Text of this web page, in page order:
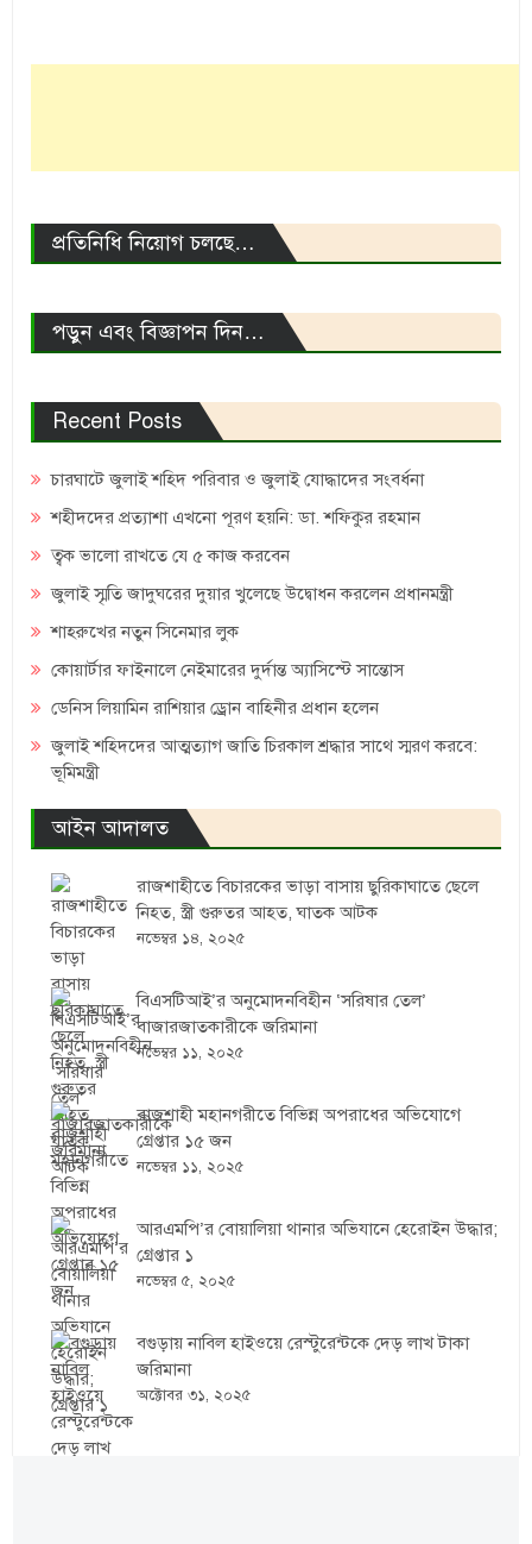
প্রতিনিধি নিয়োগ চলছে…
পড়ুন এবং বিজ্ঞাপন দিন…
Recent Posts
চারঘাটে জুলাই শহিদ পরিবার ও জুলাই যোদ্ধাদের সংবর্ধনা
শহীদদের প্রত্যাশা এখনো পূরণ হয়নি: ডা. শফিকুর রহমান
ত্বক ভালো রাখতে যে ৫ কাজ করবেন
জুলাই স্মৃতি জাদুঘরের দুয়ার খুলেছে উদ্বোধন করলেন প্রধানমন্ত্রী
শাহরুখের নতুন সিনেমার লুক
কোয়ার্টার ফাইনালে নেইমারের দুর্দান্ত অ্যাসিস্টে সান্তোস
ডেনিস লিয়ামিন রাশিয়ার ড্রোন বাহিনীর প্রধান হলেন
জুলাই শহিদদের আত্মত্যাগ জাতি চিরকাল শ্রদ্ধার সাথে স্মরণ করবে:
ভূমিমন্ত্রী
আইন আদালত
রাজশাহীতে বিচারকের ভাড়া বাসায় ছুরিকাঘাতে ছেলে
নিহত, স্ত্রী গুরুতর আহত, ঘাতক আটক
নভেম্বর ১৪, ২০২৫
বিএসটিআই’র অনুমোদনবিহীন ‘সরিষার তেল’
বাজারজাতকারীকে জরিমানা
নভেম্বর ১১, ২০২৫
রাজশাহী মহানগরীতে বিভিন্ন অপরাধের অভিযোগে
গ্রেপ্তার ১৫ জন
নভেম্বর ১১, ২০২৫
আরএমপি’র বোয়ালিয়া থানার অভিযানে হেরোইন উদ্ধার;
গ্রেপ্তার ১
নভেম্বর ৫, ২০২৫
বগুড়ায় নাবিল হাইওয়ে রেস্টুরেন্টকে দেড় লাখ টাকা
জরিমানা
অক্টোবর ৩১, ২০২৫